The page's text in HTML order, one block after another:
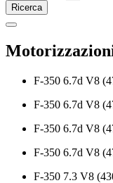
Ricerca
F-350 6.7d V8
F-350 6.7d V8
F-350 6.7d V8
F-350 6.7d V8
F-350 7.3 V8